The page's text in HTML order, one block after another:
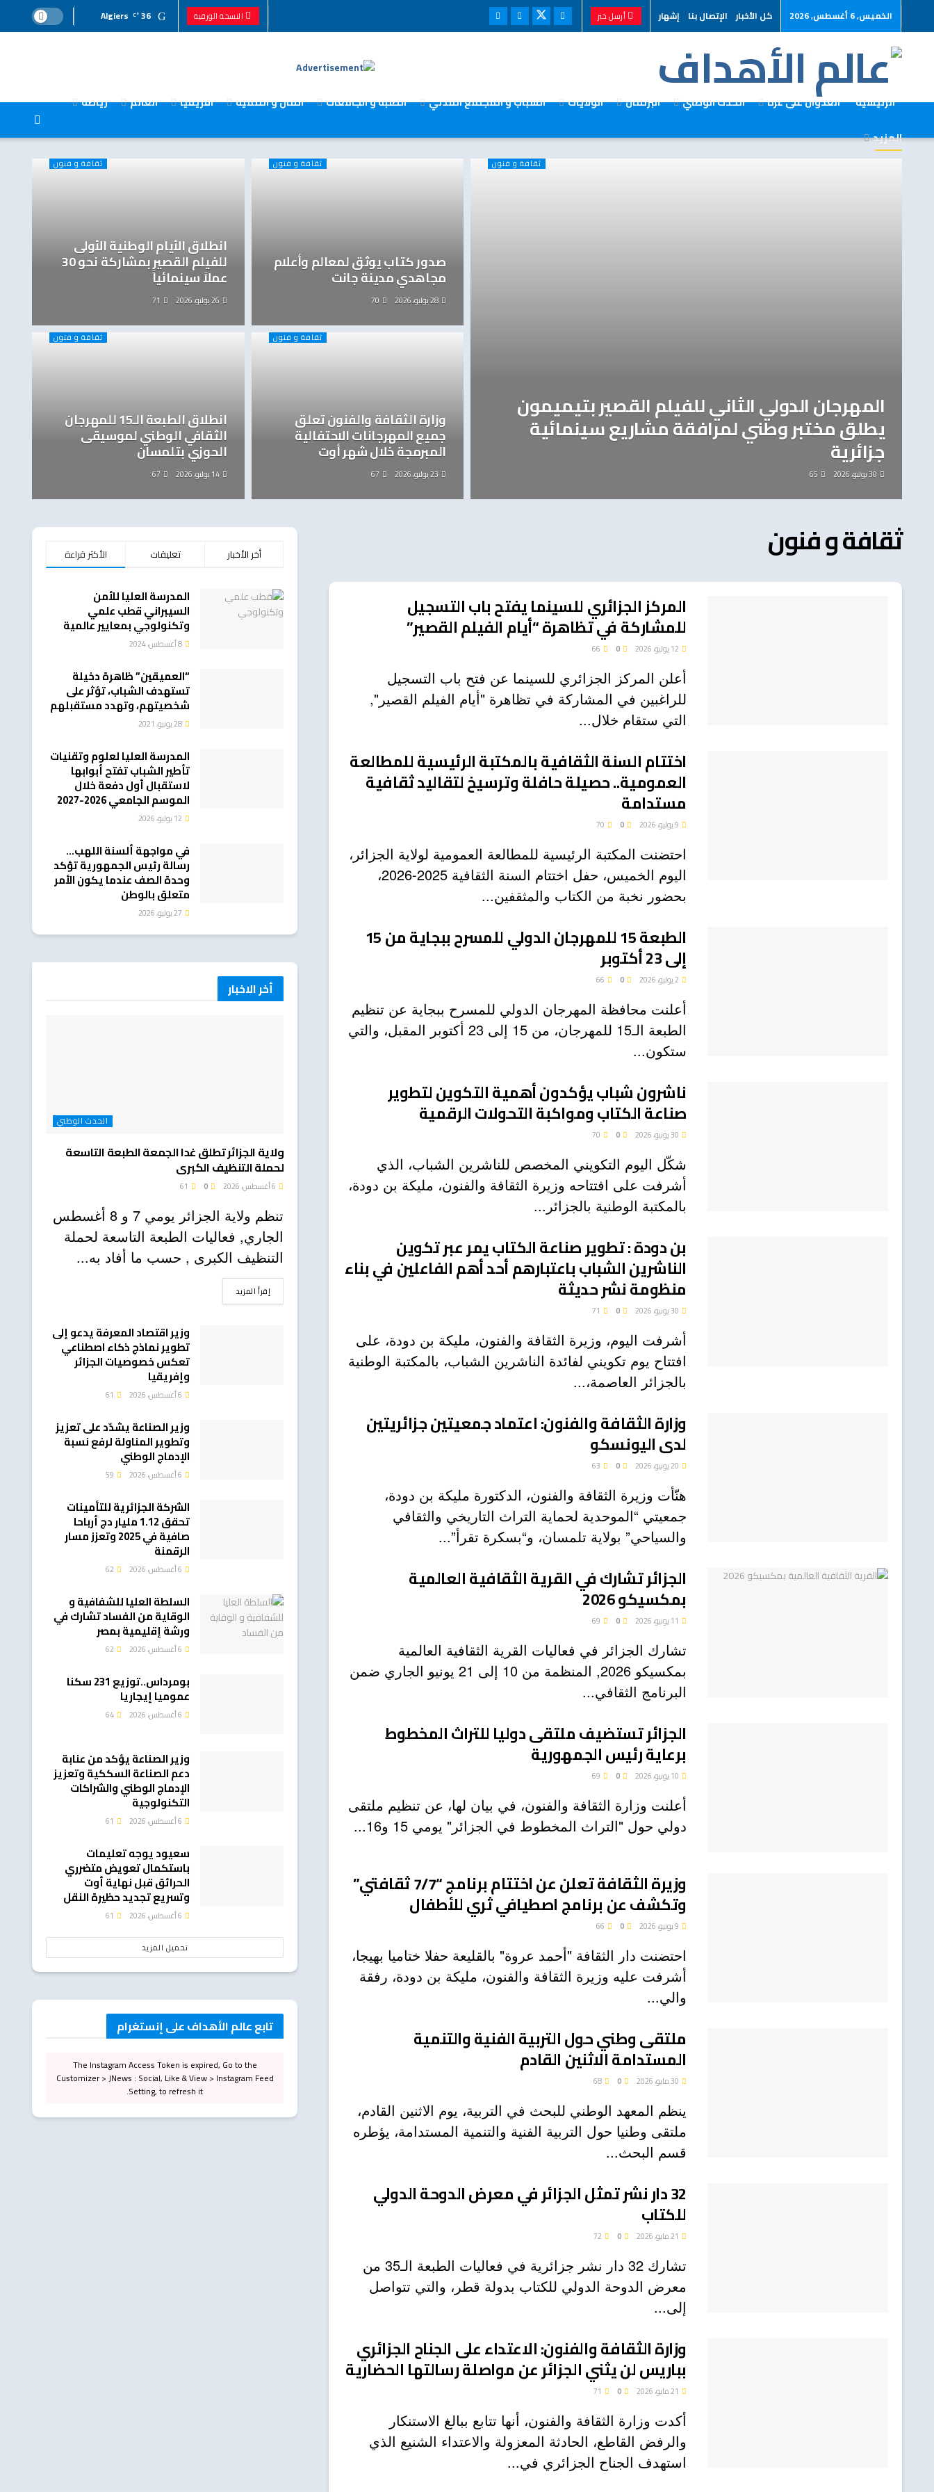
الخميس, 6 أغسطس, 2026 كل الأخبار الإتصال بنا إشهار أرسل خبر النسخة الورقية 36
°C
Algiers
الرئيسية العدوان على غزة الحدث الوطني البرلمان الولايات الشباب و المجتمع المدني الطلبة و الجامعات المال و التنمية افريقيا العالم
رياضة
المزيد
ثقافة و فنون
المهرجان الدولي الثاني للفيلم القصير بتيميمون
يطلق مختبر وطني لمرافقة مشاريع سينمائية
جزائرية
ثقافة و فنون
صدور كتاب يوثق لمعالم وأعلام
مجاهدي مدينة جانت
ثقافة و فنون
انطلاق الأيام الوطنية الأولى
للفيلم القصير بمشاركة نحو 30
عملاً سينمائياً
ثقافة و فنون
وزارة الثقافة والفنون تعلق
جميع المهرجانات الاحتفالية
المبرمجة خلال شهر أوت
ثقافة و فنون
انطلاق الطبعة الـ15 للمهرجان
الثقافي الوطني لموسيقى
الحوزي بتلمسان
14 يوليو، 2026
ثقافة و فنون
المركز الجزائري للسينما يفتح باب التسجيل
للمشاركة في تظاهرة “أيام الفيلم القصير”
أعلن المركز الجزائري للسينما عن فتح باب التسجيل
للراغبين في المشاركة في تظاهرة "أيام الفيلم القصير",
التي ستقام خلال...
اختتام السنة الثقافية بالمكتبة الرئيسية للمطالعة
العمومية.. حصيلة حافلة وترسيخ لتقاليد ثقافية
مستدامة
احتضنت المكتبة الرئيسية للمطالعة العمومية لولاية الجزائر،
اليوم الخميس، حفل اختتام السنة الثقافية 2025-2026،
بحضور نخبة من الكتاب والمثقفين...
الطبعة 15 للمهرجان الدولي للمسرح ببجاية من 15
إلى 23 أكتوبر
أعلنت محافظة المهرجان الدولي للمسرح ببجاية عن تنظيم
الطبعة الـ15 للمهرجان، من 15 إلى 23 أكتوبر المقبل، والتي
ستكون...
ناشرون شباب يؤكدون أهمية التكوين لتطوير
صناعة الكتاب ومواكبة التحولات الرقمية
شكّل اليوم التكويني المخصص للناشرين الشباب، الذي
أشرفت على افتتاحه وزيرة الثقافة والفنون، مليكة بن دودة،
بالمكتبة الوطنية بالجزائر...
بن دودة : تطوير صناعة الكتاب يمر عبر تكوين
الناشرين الشباب باعتبارهم أحد أهم الفاعلين في بناء
منظومة نشر حديثة
أشرفت اليوم، وزيرة الثقافة والفنون، مليكة بن دودة، على
افتتاح يوم تكويني لفائدة الناشرين الشباب، بالمكتبة الوطنية
بالجزائر العاصمة،...
وزارة الثقافة والفنون: اعتماد جمعيتين جزائريتين
لدى اليونسكو
هنّأت وزيرة الثقافة والفنون، الدكتورة مليكة بن دودة،
جمعيتي “الموحدية لحماية التراث التاريخي والثقافي
والسياحي” بولاية تلمسان، و“بسكرة تقرأ”...
الجزائر تشارك في القرية الثقافية العالمية
بمكسيكو 2026
تشارك الجزائر في فعاليات القرية الثقافية العالمية
بمكسيكو 2026, المنظمة من 10 إلى 21 يونيو الجاري ضمن
البرنامج الثقافي...
الجزائر تستضيف ملتقى دوليا للتراث المخطوط
برعاية رئيس الجمهورية
أعلنت وزارة الثقافة والفنون، في بيان لها، عن تنظيم ملتقى
دولي حول "التراث المخطوط في الجزائر" يومي 15 و16...
وزيرة الثقافة تعلن عن اختتام برنامج “7/7 ثقافتي”
وتكشف عن برنامج اصطيافي ثري للأطفال
احتضنت دار الثقافة "أحمد عروة" بالقليعة حفلا ختاميا بهيجا،
أشرفت عليه وزيرة الثقافة والفنون، مليكة بن دودة، رفقة
والي...
ملتقى وطني حول التربية الفنية والتنمية
المستدامة الاثنين القادم
ينظم المعهد الوطني للبحث في التربية، يوم الاثنين القادم،
ملتقى وطنيا حول التربية الفنية والتنمية المستدامة، يؤطره
قسم البحث...
32 دار نشر تمثل الجزائر في معرض الدوحة الدولي
للكتاب
تشارك 32 دار نشر جزائرية في فعاليات الطبعة الـ35 من
معرض الدوحة الدولي للكتاب بدولة قطر، والتي تتواصل
إلى...
وزارة الثقافة والفنون: الاعتداء على الجناح الجزائري
بباريس لن يثني الجزائر عن مواصلة رسالتها الحضارية
​أكدت وزارة الثقافة والفنون، أنها تتابع ببالغ الاستنكار
والرفض القاطع، الحادثة المعزولة والاعتداء الشنيع الذي
استهدف الجناح الجزائري في...
الأكثر قراءة تعليقات أخر الأخبار
المدرسة العليا للأمن
السيبراني قطب علمي
وتكنولوجي بمعايير عالمية
“العميقين” ظاهرة دخيلة
تستهدف الشباب، تؤثر على
شخصيتهم، وتهدد مستقبلهم
المدرسة العليا لعلوم وتقنيات
تأطير الشباب تفتح أبوابها
لاستقبال أول دفعة خلال
الموسم الجامعي 2026-2027
في مواجهة ألسنة اللهب…
رسالة رئيس الجمهورية تؤكد
وحدة الصف عندما يكون الأمر
متعلق بالوطن
أخر الاخبار
الحدث الوطني
ولاية الجزائر تطلق غدا الجمعة الطبعة التاسعة
لحملة التنظيف الكبرى
تنظم ولاية الجزائر يومي 7 و 8 أغسطس
الجاري, فعاليات الطبعة التاسعة لحملة
التنظيف الكبرى , حسب ما أفاد به...
إقرأ المزيدDETAILS
وزير اقتصاد المعرفة يدعو إلى
تطوير نماذج ذكاء اصطناعي
تعكس خصوصيات الجزائر
وإفريقيا
وزير الصناعة يشدّد على تعزيز
وتطوير المناولة لرفع نسبة
الإدماج الوطني
الشركة الجزائرية للتأمينات
تحقق 1.12 مليار دج أرباحا
صافية في 2025 وتعزز مسار
الرقمنة
السلطة العليا للشفافية و
الوقاية من الفساد تشارك في
ورشة إقليمية بمصر
بومرداس..توزيع 231 سكنا
عموميا إيجاريا
وزير الصناعة يؤكد من عنابة
دعم الصناعة السككية وتعزيز
الإدماج الوطني والشراكات
التكنولوجية
سعيود يوجه تعليمات
باستكمال تعويض متضرري
الحرائق قبل نهاية أوت
وتسريع تجديد حظيرة النقل
تحميل المزيد
تابع عالم الأهداف على إنستغرام
The Instagram Access Token is expired, Go to the
Customizer > JNews : Social, Like & View > Instagram Feed
Setting, to refresh it.